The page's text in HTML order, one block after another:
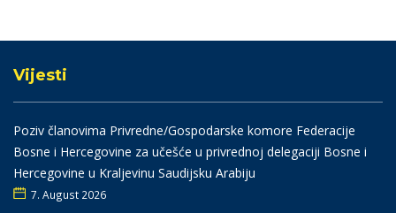
Vijesti
Poziv članovima Privredne/Gospodarske komore Federacije
Bosne i Hercegovine za učešće u privrednoj delegaciji Bosne i
Hercegovine u Kraljevinu Saudijsku Arabiju
7. August 2026